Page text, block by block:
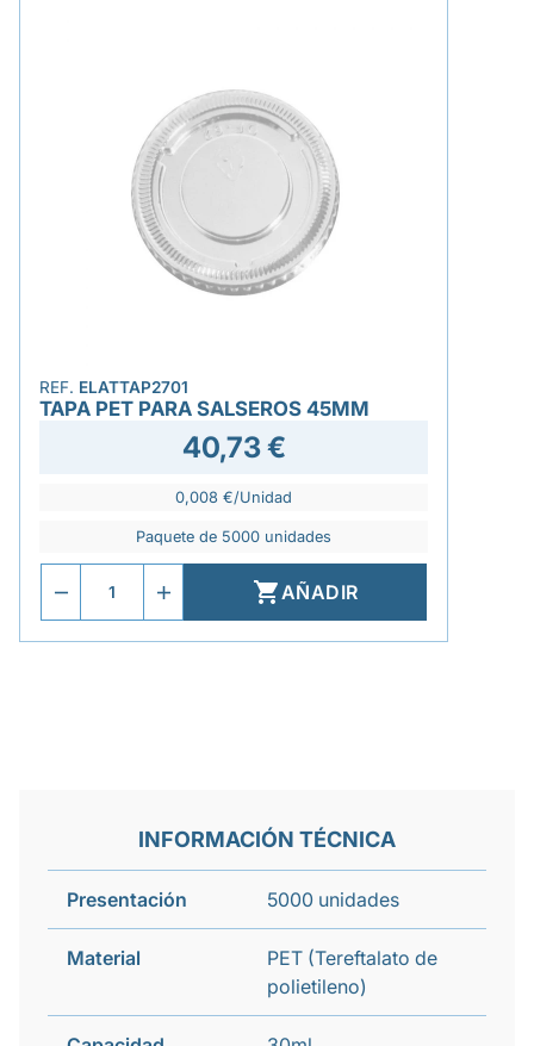
REF. ELATTAP2701
TAPA PET PARA SALSEROS 45MM
40,73 €
0,008 €/Unidad
Paquete de 5000 unidades
AÑADIR
INFORMACIÓN TÉCNICA
Presentación 5000 unidades
Material
PET (Tereftalato de
polietileno)